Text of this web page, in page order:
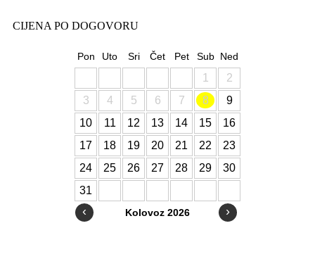
CIJENA PO DOGOVORU